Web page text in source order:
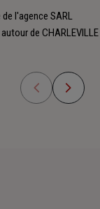
l'agence SARL
de CHARLEVILLE